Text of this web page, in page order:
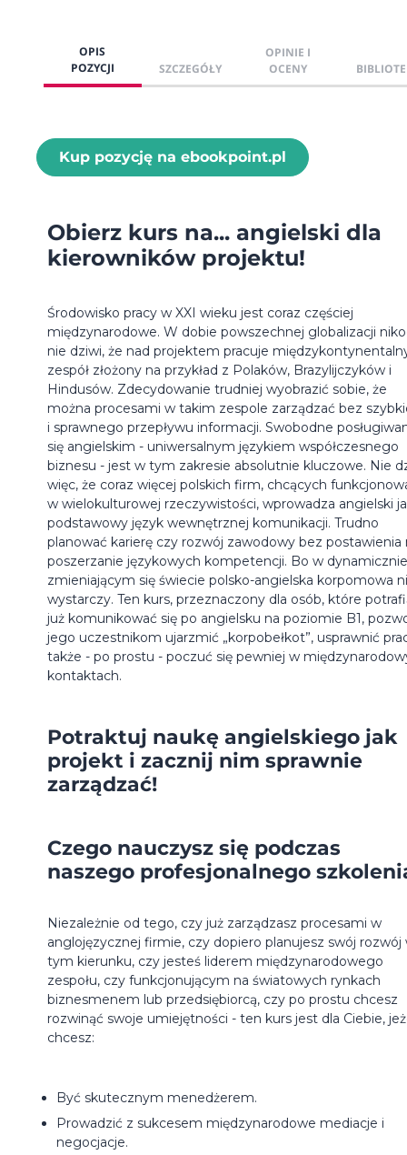
OPIS
POZYCJI
SZCZEGÓŁY
OPINIE I
OCENY
Kup pozycję na ebookpoint.pl
Obierz kurs na... angielski dla
kierowników projektu!
Środowisko pracy w XXI wieku jest coraz częściej
międzynarodowe. W dobie powszechnej globalizacji
nie dziwi, że nad projektem pracuje
zespół złożony na przykład z Polaków, Brazylijczyków i
Hindusów. Zdecydowanie trudniej wyobrazić sobie, że
można procesami w takim zespole zarządzać bez
i sprawnego przepływu informacji. Swobodne
się angielskim - uniwersalnym językiem współczesnego
biznesu - jest w tym zakresie absolutnie kluczowe. Nie
więc, że coraz więcej polskich firm, chcących
w wielokulturowej rzeczywistości, wprowadza angielski
podstawowy język wewnętrznej komunikacji. Trudno
planować karierę czy rozwój zawodowy bez postawienia
poszerzanie językowych kompetencji. Bo w dynamicznie
zmieniającym się świecie polsko-angielska korpomowa
wystarczy. Ten kurs, przeznaczony dla osób, które
już komunikować się po angielsku na poziomie B1,
jego uczestnikom ujarzmić „korpobełkot”, usprawnić
także - po prostu - poczuć się pewniej w
kontaktach.
Potraktuj naukę angielskiego jak
projekt i zacznij nim sprawnie
zarządzać!
Czego nauczysz się podczas
naszego profesjonalnego
Niezależnie od tego, czy już zarządzasz procesami w
anglojęzycznej firmie, czy dopiero planujesz swój rozwój
tym kierunku, czy jesteś liderem międzynarodowego
zespołu, czy funkcjonującym na światowych rynkach
biznesmenem lub przedsiębiorcą, czy po prostu chcesz
rozwinąć swoje umiejętności - ten kurs jest dla Ciebie,
chcesz:
Być skutecznym menedżerem.
Prowadzić z sukcesem międzynarodowe mediacje i
negocjacje.